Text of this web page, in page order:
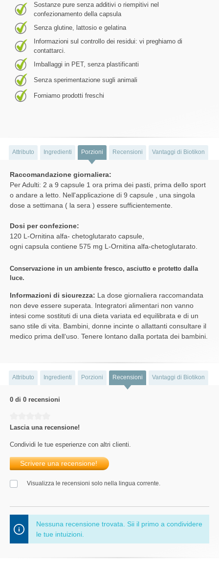
Sostanze pure senza additivi o riempitivi nel
confezionamento della capsula
Senza glutine, lattosio e gelatina
Informazioni sul controllo dei residui: vi preghiamo di
contattarci.
Imballaggi in PET, senza plastificanti
Senza sperimentazione sugli animali
Forniamo prodotti freschi
Attributo Ingredienti Porzioni Recensioni Vantaggi di Biotikon
Raccomandazione giornaliera:
Per Adulti: 2 a 9 capsule 1 ora prima dei pasti, prima dello sport
o andare a letto. Nell'applicazione di 9 capsule , una singola
dose a settimana ( la sera ) essere sufficientemente.
Dosi per confezione:
120 L-Ornitina alfa- chetoglutarato capsule,
ogni capsula contiene 575 mg L-Ornitina alfa-chetoglutarato.
Conservazione in un ambiente fresco, asciutto e protetto dalla
luce.
Informazioni di sicurezza: La dose giornaliera raccomandata
non deve essere superata. Integratori alimentari non vanno
intesi come sostituti di una dieta variata ed equilibrata e di un
sano stile di vita. Bambini, donne incinte o allattanti consultare il
medico prima dell‘uso. Tenere lontano dalla portata dei bambini.
Attributo Ingredienti Porzioni Recensioni Vantaggi di Biotikon
0 di 0 recensioni
Lascia una recensione!
Condividi le tue esperienze con altri clienti.
Scrivere una recensione!
Visualizza le recensioni solo nella lingua corrente.
Nessuna recensione trovata. Sii il primo a condividere
le tue intuizioni.